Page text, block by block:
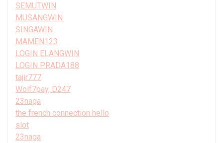
SEMUTWIN
MUSANGWIN
SINGAWIN
MAMEN123
LOGIN ELANGWIN
LOGIN PRADA188
tajir777
Wolf7pay, D247
23naga
the french connection hello
slot
23naga